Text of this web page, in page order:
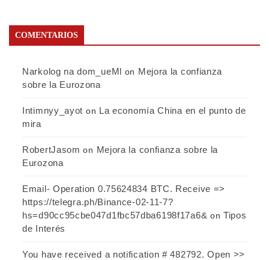
COMENTARIOS
Narkolog na dom_ueMl on Mejora la confianza
sobre la Eurozona
Intimnyy_ayot on La economía China en el punto de
mira
RobertJasom on Mejora la confianza sobre la
Eurozona
Email- Operation 0.75624834 BTC. Receive =>
https://telegra.ph/Binance-02-11-7?
hs=d90cc95cbe047d1fbc57dba6198f17a6& onTipos
de Interés
You have received a notification # 482792. Open >>